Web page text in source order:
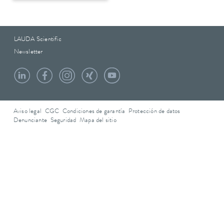
LAUDA Scientific
Newsletter
Aviso legal CGC Condiciones de garantía
Protección de datos
Denunciante Seguridad Mapa del sitio